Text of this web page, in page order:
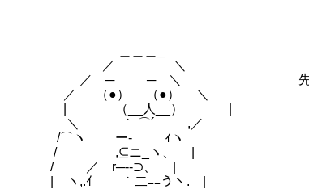
／ ＼
／ ─ ─ ＼ 先週の 原作ヒロ
／ （●） （●） ＼
| （__人__） | 彼女も転生者
＼ ｀ ⌒´ ,／
/⌒ヽ ー‐ ｨヽ
/ ,⊆ニ_ヽ、 | 悪役令嬢系な
/ ／ r─--⊃、 |
| ヽ,.ｲ ｀二ﾆﾆうヽ. |